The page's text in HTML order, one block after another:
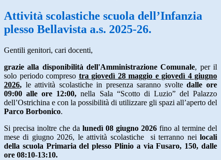
Attività scolastiche scuola dell’Infanzia
plesso Bellavista a.s. 2025-26.
Gentili genitori, cari docenti,
grazie alla disponibilità dell'Amministrazione Comunale, per il
solo periodo compreso tra giovedì 28 maggio e giovedì 4 giugno
2026, le attività scolastiche in presenza saranno svoltedalle ore
09:00 alle ore 12:00,nella Sala “Scotto di Luzio” del Palazzo
dell’Ostrichina e con la possibilità di utilizzare gli spazi all’aperto del
Parco Borbonico.
Si precisa inoltre che da lunedì 08 giugno 2026 fino al termine del
mese di giugno 2026, le attività scolastiche
si terranno neilocali
della scuola Primaria del plesso Plinio a via Fusaro, 150, dalle
ore 08:10-13:10.